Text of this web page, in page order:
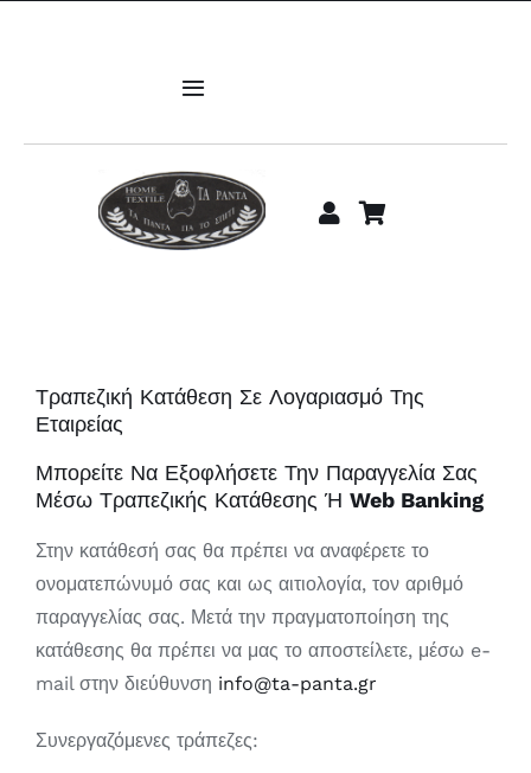
Toggle
Υπνοδωμάτιο
Χαλιά
Hotels
Θάλασσα
Τραπεζική Κατάθεση Σε Λογαριασμό Της
Εταιρείας
Μπορείτε Να Εξοφλήσετε Την Παραγγελία Σας
Μέσω Τραπεζικής Κατάθεσης Ή Web Banking
Στην κατάθεσή σας θα πρέπει να αναφέρετε το
ονοματεπώνυμό σας και ως αιτιολογία, τον αριθμό
παραγγελίας σας. Μετά την πραγματοποίηση της
κατάθεσης θα πρέπει να μας το αποστείλετε, μέσω e-
mail στην διεύθυνση info@ta-panta.gr
Συνεργαζόμενες τράπεζες: